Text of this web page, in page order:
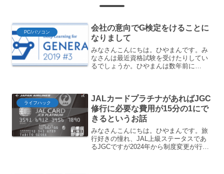
PC/パソコン
会社の意向でG検定をけることに
なりまして
みなさんこんにちは。ひやまんです。み
なさんは最近資格試験を受けたりしてい
るでしょうか。ひやまんは数年前に
て資格の形にしなくても知...
ライフハック
JALカードプラチナがあればJGC
修行に必要な費用が15分の1にで
きるというお話
みなさんこんにちは。ひやまんです。旅
行好きの憧れ、JAL上級ステータスであ
るJGCですが2024年から制度変更が行わ